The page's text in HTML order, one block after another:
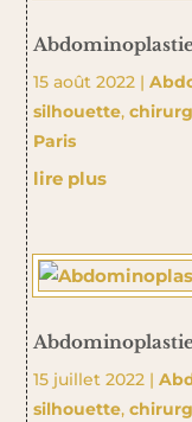
15 août 2022|
silhouette,
Paris
lire plus
Abdominoplastie
15 juillet 2022|
silhouette,